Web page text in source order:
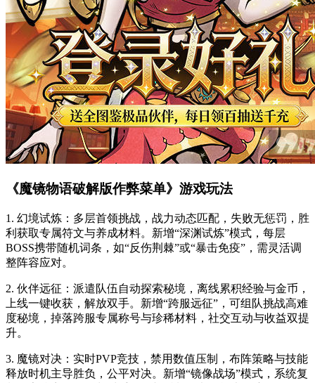
《魔镜物语破解版作弊菜单》游戏玩法
1. 幻境试炼：多层首领挑战，战力动态匹配，失败无惩罚，胜
利获取专属符文与养成材料。新增“深渊试炼”模式，每层
BOSS携带随机词条，如“反伤荆棘”或“暴击免疫”，需灵活调
整阵容应对。
2. 伙伴远征：派遣队伍自动探索秘境，离线累积经验与金币，
上线一键收获，解放双手。新增“跨服远征”，可组队挑战高难
度秘境，掉落跨服专属称号与珍稀材料，社交互动与收益双提
升。
3. 魔镜对决：实时PVP竞技，禁用数值压制，布阵策略与技能
释放时机主导胜负，公平对决。新增“镜像战场”模式，系统复